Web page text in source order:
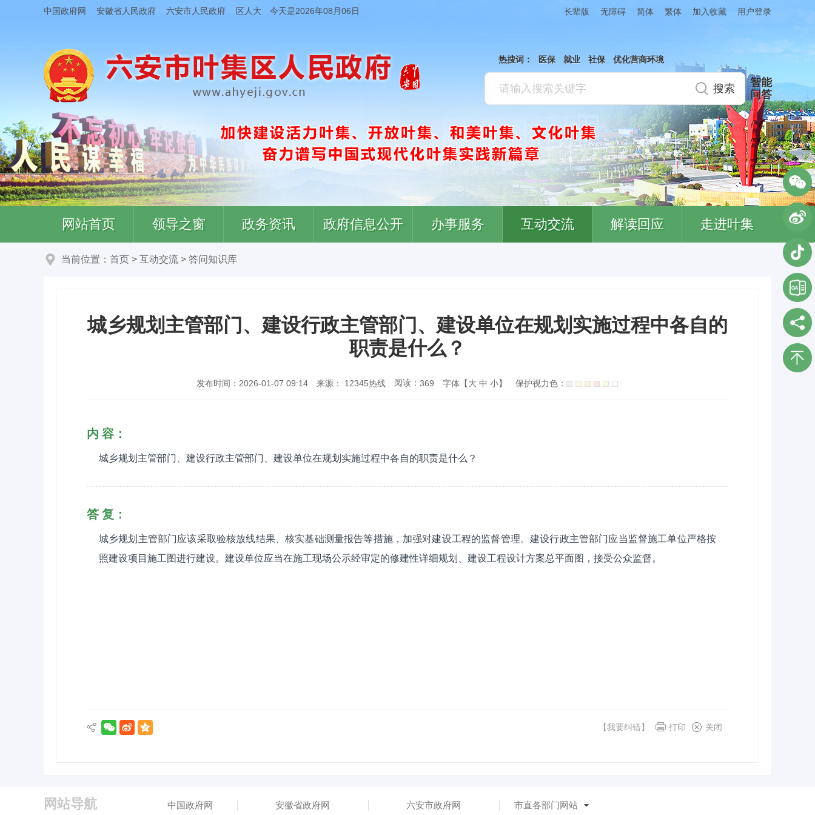
中国政府网 安徽省人民政府 六安市人民政府 区人大 今天是2026年08月06日 长辈版 无障碍 简体 繁体 加入收藏 用户登录
热搜词： 医保 就业 社保 优化营商环境
智能
问答
网站首页 领导之窗 政务资讯 政府信息公开 办事服务 互动交流 解读回应 走进叶集
当前位置： 首页 > 互动交流 > 答问知识库
城乡规划主管部门、建设行政主管部门、建设单位在规划实施过程中各自的
职责是什么？
发布时间：2026-01-07 09:14 来源： 12345热线 阅读： 369 字体【大 中 小】 保护视力色：
内 容：
城乡规划主管部门、建设行政主管部门、建设单位在规划实施过程中各自的职责是什么？
答 复：
城乡规划主管部门应该采取验核放线结果、核实基础测量报告等措施，加强对建设工程的监督管理。建设行政主管部门应当监督施工单位严格按
照建设项目施工图进行建设。建设单位应当在施工现场公示经审定的修建性详细规划、建设工程设计方案总平面图，接受公众监督。
【我要纠错】 打印 关闭
网站导航 中国政府网 安徽省政府网 六安市政府网 市直各部门网站